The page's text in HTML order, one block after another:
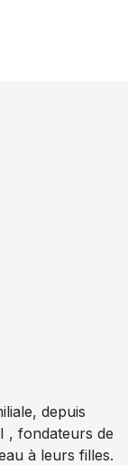
depuis
, fondateurs de
à leurs filles.